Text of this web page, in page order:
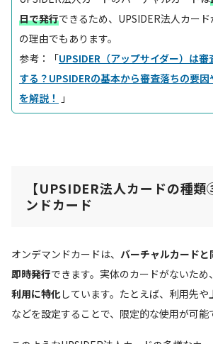
日で発行できるため、UPSIDER法人カー
の理由でもあります。
参考：「UPSIDER（アップサイダー）は審
する？UPSIDERの基本から審査落ちの要因
を解説！
」
【UPSIDER法人カードの種類
ンドカード
オンデマンドカードは、 バーチャルカード
即時発行できます。実体のカードがないため、
利用に特化しています。たとえば、利用先
などを設定することで、限定的な使用が可能